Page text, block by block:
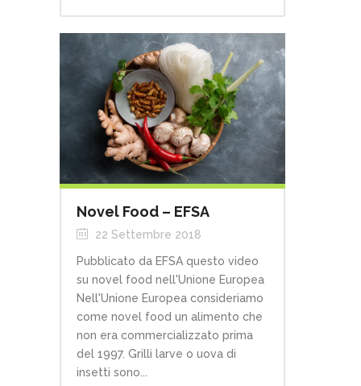
Novel Food – EFSA
22 Settembre 2018
Pubblicato da EFSA questo video
su novel food nell'Unione Europea
Nell'Unione Europea consideriamo
come novel food un alimento che
non era commercializzato prima
del 1997. Grilli larve o uova di
insetti sono...